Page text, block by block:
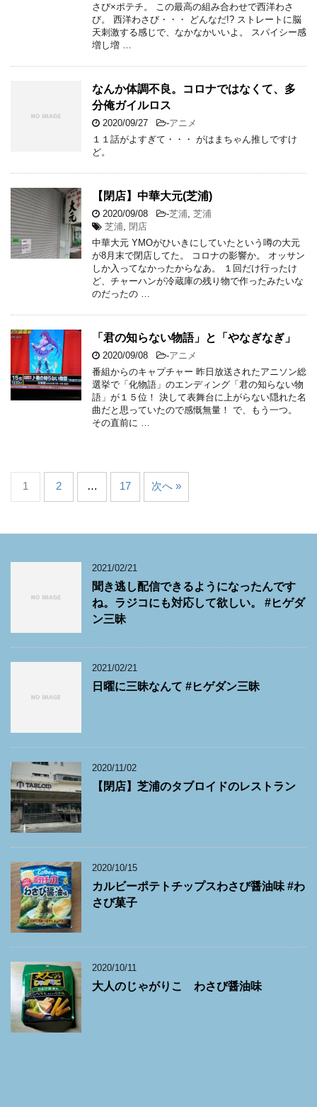
さび×ポテチ。 この最高の組み合わせで西洋わさ
び。 西洋わさび・・・ どんなだ!? ストレートに脳
天刺激する感じで、なかなかいいよ。 スパイシー感
増し増 …
なんか体調不良。コロナではなくて、多
分俺ガイルロス
2020/09/27 -アニメ
１１話がよすぎて・・・ がはまちゃん推しですけ
ど。
【閉店】中華大元(芝浦)
2020/09/08 -芝浦 芝浦
芝浦
閉店
中華大元 YMOがひいきにしていたという噂の大元
が8月末で閉店してた。 コロナの影響か。 オッサン
しか入ってなかったからなあ。 １回だけ行ったけ
ど、チャーハンが冷蔵庫の残り物で作ったみたいな
のだったの …
「君の知らない物語」と「やなぎなぎ」
2020/09/08 -アニメ
番組からのキャプチャー 昨日放送されたアニソン総
選挙で「化物語」のエンディング「君の知らない物
語」が１５位！ 決して表舞台に上がらない隠れた名
曲だと思っていたので感慨無量！ で、もう一つ。
その直前に …
1 2 … 17 次へ »
2021/02/21
聞き逃し配信できるようになったんです
ね。ラジコにも対応して欲しい。 #ヒゲダ
ン三昧
2021/02/21
日曜に三昧なんて #ヒゲダン三昧
2020/11/02
【閉店】芝浦のタブロイドのレストラン
2020/10/15
カルビーポテトチップスわさび醤油味 #わ
さび菓子
2020/10/11
大人のじゃがりこ わさび醤油味